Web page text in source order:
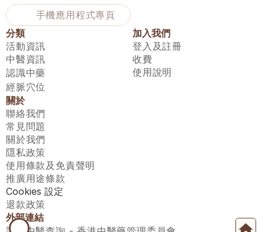
手機應用程式專頁
分類
活動資訊
中醫資訊
認識中藥
經脈穴位
加入我們
登入及註冊
收費
使用說明
關於
聯絡我們
常見問題
關於我們
隱私政策
使用條款及免責聲明
推廣用途條款
Cookies 設定
退款政策
外部連結